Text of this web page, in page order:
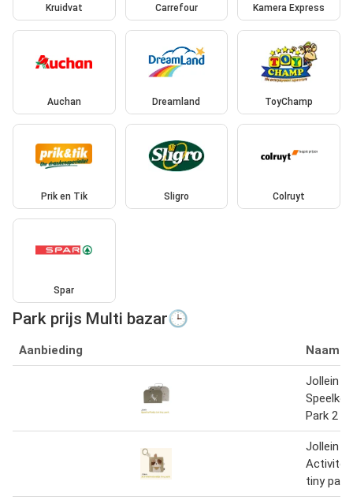
Kruidvat Carrefour Kamera Express
Auchan Dreamland ToyChamp
Prik en Tik Sligro Colruyt
Spar
Park prijs Multi bazar🕒
Aanbieding Naam
Jollein
Park 2
Jollein
tiny park